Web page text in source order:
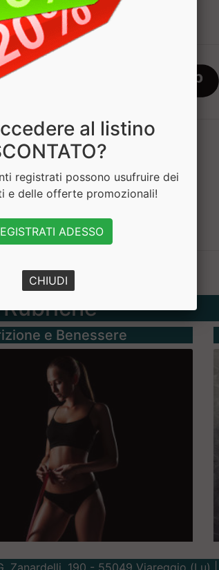
1
con noi
Rubriche
e Benessere
Zanardelli, 190 - 55049 Viareggio (Lu)
al listino
registrati possono usufruire dei
e delle offerte promozionali!
ADESSO
CHIUDI